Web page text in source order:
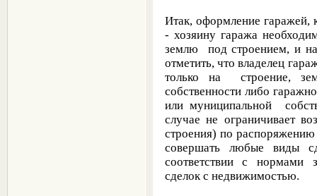
Итак, оформление гаражей,
- хозяину гаража
землю под строением, и
отметить, что владелец
только на строение,
собственности либо
или муниципальной
случае не ограничивает
строения) по
совершать любые виды
соответствии с нормами
сделок с недвижимостью.